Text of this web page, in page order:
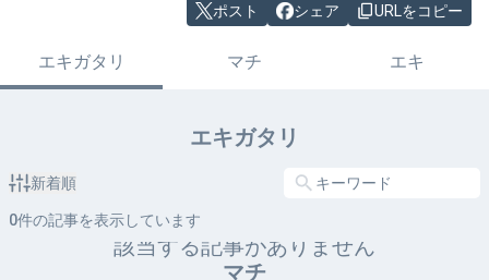
ポスト シェア URLをコピー
エキガタリ マチ エキ
エキガタリ
新着順
0件の記事を表示しています
該当する記事がありません
マチ